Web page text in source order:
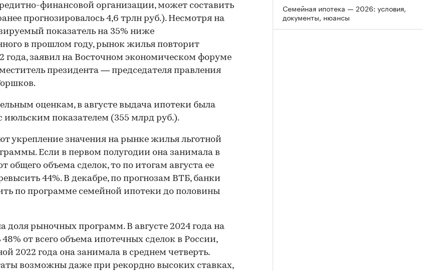
финансовой организации, может составить
прогнозировалось 4,6 трлн руб.). Несмотря на
показатель на 35% ниже
в прошлом году, рынок жилья повторит
года, заявил на Восточном экономическом форуме
президента — председателя правления
оценкам, в августе выдача ипотеки была
июльским показателем (355 млрд руб.).
укрепление значения на рынке жилья льготной
Если в первом полугодии она занимала в
общего объема сделок, то по итогам августа ее
44%. В декабре, по прогнозам ВТБ, банки
по программе семейной ипотеки до половины
доля рыночных программ. В августе 2024 года на
от всего объема ипотечных сделок в России,
2022 года она занимала в среднем четверть.
возможны даже при рекордно высоких ставках,
Семейная ипотека — 2026: условия,
документы, нюансы